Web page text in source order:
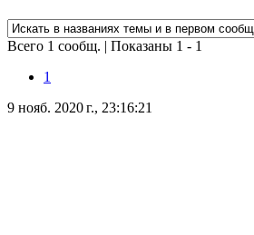
Всего 1 сообщ. | Показаны 1 - 1
1
9 нояб. 2020 г., 23:16:21